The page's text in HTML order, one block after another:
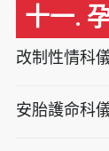
十一.
改制性情科
安胎護命科